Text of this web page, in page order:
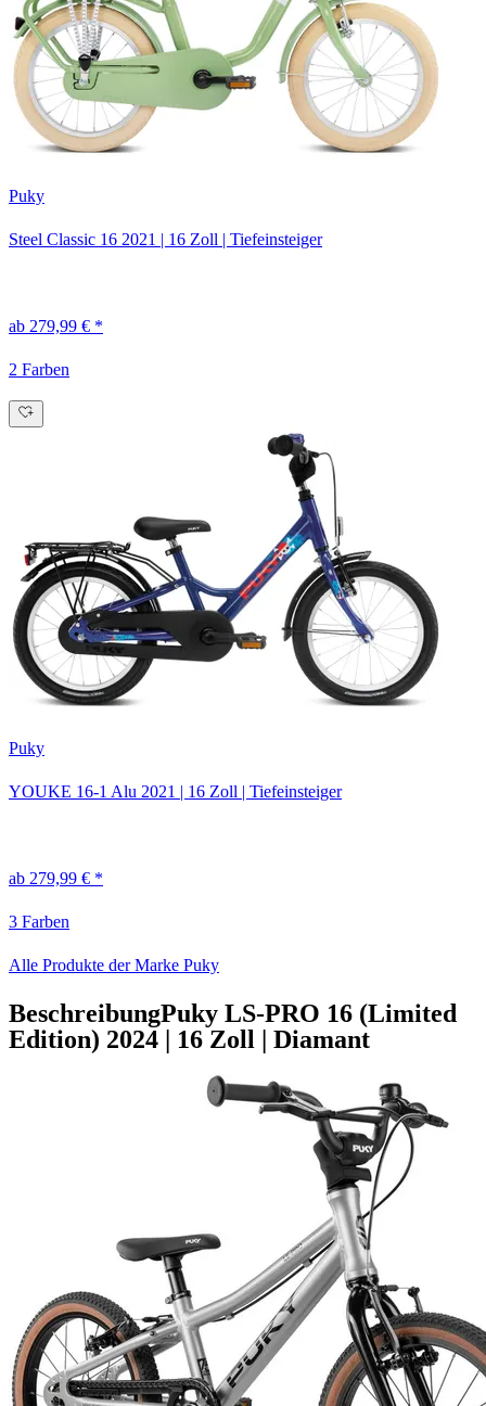
Puky
Steel Classic 16 2021 | 16 Zoll | Tiefeinsteiger
ab 279,99 € *
2 Farben
Puky
YOUKE 16-1 Alu 2021 | 16 Zoll | Tiefeinsteiger
ab 279,99 € *
3 Farben
Alle Produkte der Marke Puky
BeschreibungPuky LS-PRO 16 (Limited
Edition) 2024 | 16 Zoll | Diamant